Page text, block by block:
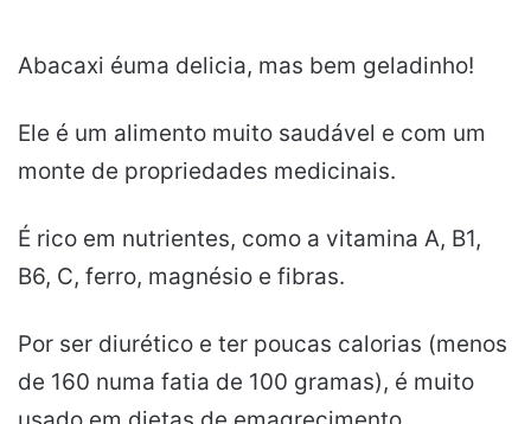
Abacaxi éuma delicia, mas bem geladinho!
Ele é um alimento muito saudável e com um
monte de propriedades medicinais.
É rico em nutrientes, como a vitamina A, B1,
B6, C, ferro, magnésio e fibras.
Por ser diurético e ter poucas calorias (menos
de 160 numa fatia de 100 gramas), é muito